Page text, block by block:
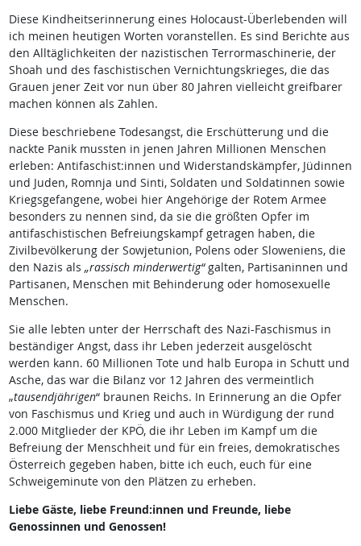
Diese Kindheitserinnerung eines Holocaust-Überlebenden will
ich meinen heutigen Worten voranstellen. Es sind Berichte aus
den Alltäglichkeiten der nazistischen Terrormaschinerie, der
Shoah und des faschistischen Vernichtungskrieges, die das
Grauen jener Zeit vor nun über 80 Jahren vielleicht greifbarer
machen können als Zahlen.
Diese beschriebene Todesangst, die Erschütterung und die
nackte Panik mussten in jenen Jahren Millionen Menschen
erleben: Antifaschist:innen und Widerstandskämpfer, Jüdinnen
und Juden, Romnja und Sinti, Soldaten und Soldatinnen sowie
Kriegsgefangene, wobei hier Angehörige der Rotem Armee
besonders zu nennen sind, da sie die größten Opfer im
antifaschistischen Befreiungskampf getragen haben, die
Zivilbevölkerung der Sowjetunion, Polens oder Sloweniens, die
den Nazis als „rassisch minderwertig“ galten, Partisaninnen und
Partisanen, Menschen mit Behinderung oder homosexuelle
Menschen.
Sie alle lebten unter der Herrschaft des Nazi-Faschismus in
beständiger Angst, dass ihr Leben jederzeit ausgelöscht
werden kann. 60 Millionen Tote und halb Europa in Schutt und
Asche, das war die Bilanz vor 12 Jahren des vermeintlich
„tausendjährigen“ braunen Reichs. In Erinnerung an die Opfer
von Faschismus und Krieg und auch in Würdigung der rund
2.000 Mitglieder der KPÖ, die ihr Leben im Kampf um die
Befreiung der Menschheit und für ein freies, demokratisches
Österreich gegeben haben, bitte ich euch, euch für eine
Schweigeminute von den Plätzen zu erheben.
Liebe Gäste, liebe Freund:innen und Freunde, liebe
Genossinnen und Genossen!